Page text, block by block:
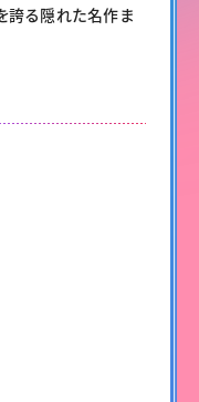
誇る隠れた名作ま